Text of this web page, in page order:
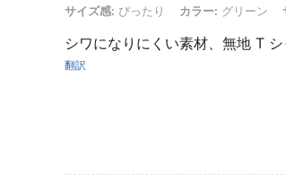
サイズ感: ぴったり, カラー: グリーン, サイズ:
サイズ感: ぴったり カラー: グリーン
シワになりにくい素材、無地 T
翻訳